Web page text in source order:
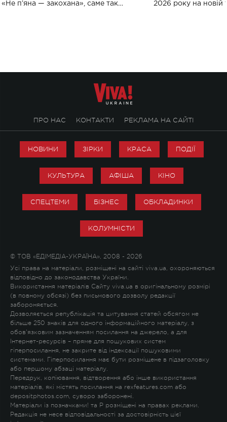
«Не пʼяна — закохана», саме так
2026 року на новій
ПРО НАС КОНТАКТИ РЕКЛАМА НА САЙТІ
НОВИНИ ЗІРКИ КРАСА ПОДІЇ
КУЛЬТУРА АФІША КІНО
СПЕЦТЕМИ БІЗНЕС ОБКЛАДИНКИ
КОЛУМНІСТИ
© ТОВ «ЕДІМЕДІА-УКРАЇНА», 2008 - 2026
Усі права на матеріали, розміщені на сайті viva.ua, охороняються
відповідно до законодавства України.
Використання матеріалів Сайту viva.ua в оригінальному розмірі
(в повному обсязі) без письмового дозволу редакції
забороняється.
Дозволяється републікація та цитування статей обсягом не
більше 250 знаків для одного інформаційного матеріалу, з
обов'язковим зазначенням посилання на джерело, а для
Інтернет-ресурсів – пряме для пошукових систем
гіперпосилання, не закрите від індексації пошуковими
системами. Гіперпосилання має бути розміщене в підзаголовку
або першому абзаці матеріалу.
Передрук, копіювання, відтворення або інше використання
матеріалів, які містять посилання на rexfeatures.com або
depositphotos.com, суворо заборонені.
Матеріали із позначками! та P розміщені на правах реклами.
Редакція не несе відповідальності за достовірність цієї